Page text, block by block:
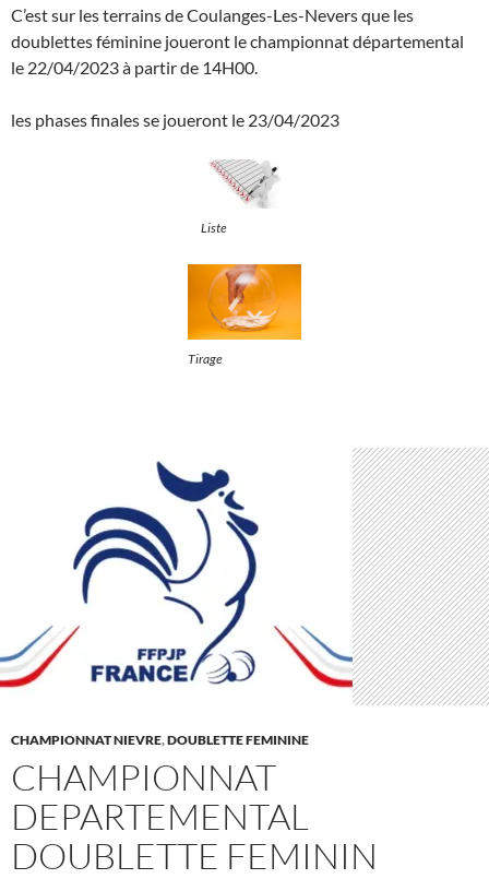
C’est sur les terrains de Coulanges-Les-Nevers que les
doublettes féminine joueront le championnat départemental
le 22/04/2023 à partir de 14H00.
les phases finales se joueront le 23/04/2023
Liste
Tirage
CHAMPIONNAT NIEVRE,DOUBLETTE FEMININE
CHAMPIONNAT
DEPARTEMENTAL
DOUBLETTE FEMININ